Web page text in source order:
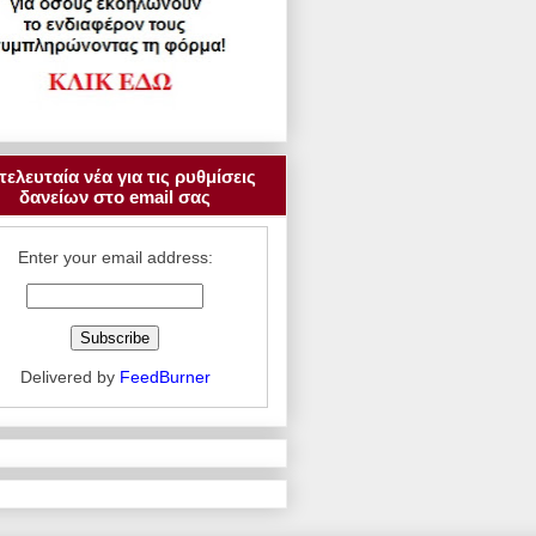
νέα για τις ρυθμίσεις
δανείων στο email σας
Enter your email address:
Delivered by FeedBurner